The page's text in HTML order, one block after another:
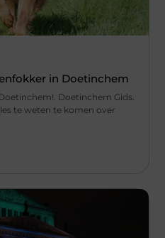
in Doetinchem
Doetinchem Gids.
te weten te komen over